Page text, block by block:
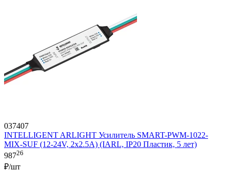
037407
INTELLIGENT ARLIGHT Усилитель SMART-PWM-1022-
MIX-SUF (12-24V, 2x2.5A) (IARL, IP20 Пластик, 5 лет)
98726
₽/шт